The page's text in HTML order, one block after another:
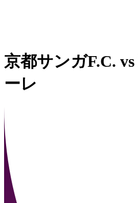
京都サンガF.C. vs
ーレ